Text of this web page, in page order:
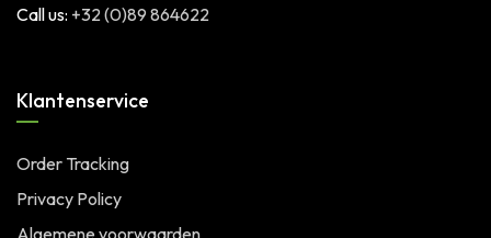
Call us: +32 (0)89 864622
Klantenservice
Order Tracking
Privacy Policy